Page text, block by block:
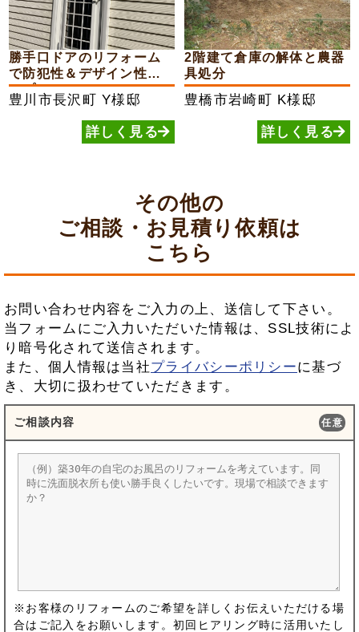
勝手口ドアのリフォーム
で防犯性＆デザイン性ア
ップ
豊川市長沢町Y様邸
詳しく見る
2階建て倉庫の解体と農器
具処分
豊橋市岩崎町 K様邸
詳しく見る
その他の
ご相談・お見積り依頼は
こちら
お問い合わせ内容をご入力の上、送信して下さい。
当フォームにご入力いただいた情報は、SSL技術によ
り暗号化されて送信されます。
また、個人情報は当社プライバシーポリシーに基づ
き、大切に扱わせていただきます。
ご相談内容 任意
※お客様のリフォームのご希望を詳しくお伝えいただける場
合はご記入をお願いします。初回ヒアリング時に活用いたし